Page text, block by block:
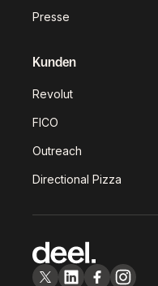
Presse
Kunden
Revolut
FICO
Outreach
Directional Pizza